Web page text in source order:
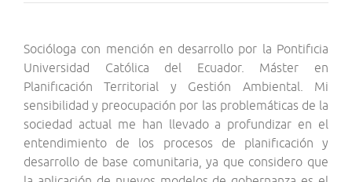
Socióloga con mención en desarrollo por la Pontificia
Universidad Católica del Ecuador. Máster en
Planificación Territorial y Gestión Ambiental. Mi
sensibilidad y preocupación por las problemáticas de la
sociedad actual me han llevado a profundizar en el
entendimiento de los procesos de planificación y
desarrollo de base comunitaria, ya que considero que